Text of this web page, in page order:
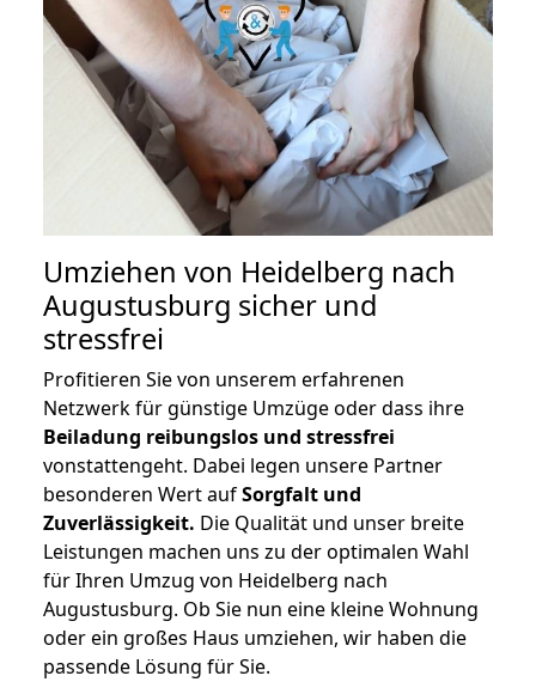
Umziehen von Heidelberg nach
Augustusburg sicher und
stressfrei
Profitieren Sie von unserem erfahrenen
Netzwerk für günstige Umzüge oder dass ihre
Beiladung reibungslos und stressfrei
vonstattengeht. Dabei legen unsere Partner
besonderen Wert aufSorgfalt und
Zuverlässigkeit. Die Qualität und unser breite
Leistungen machen uns zu der optimalen Wahl
für Ihren Umzug von Heidelberg nach
Augustusburg. Ob Sie nun eine kleine Wohnung
oder ein großes Haus umziehen, wir haben die
passende Lösung für Sie.